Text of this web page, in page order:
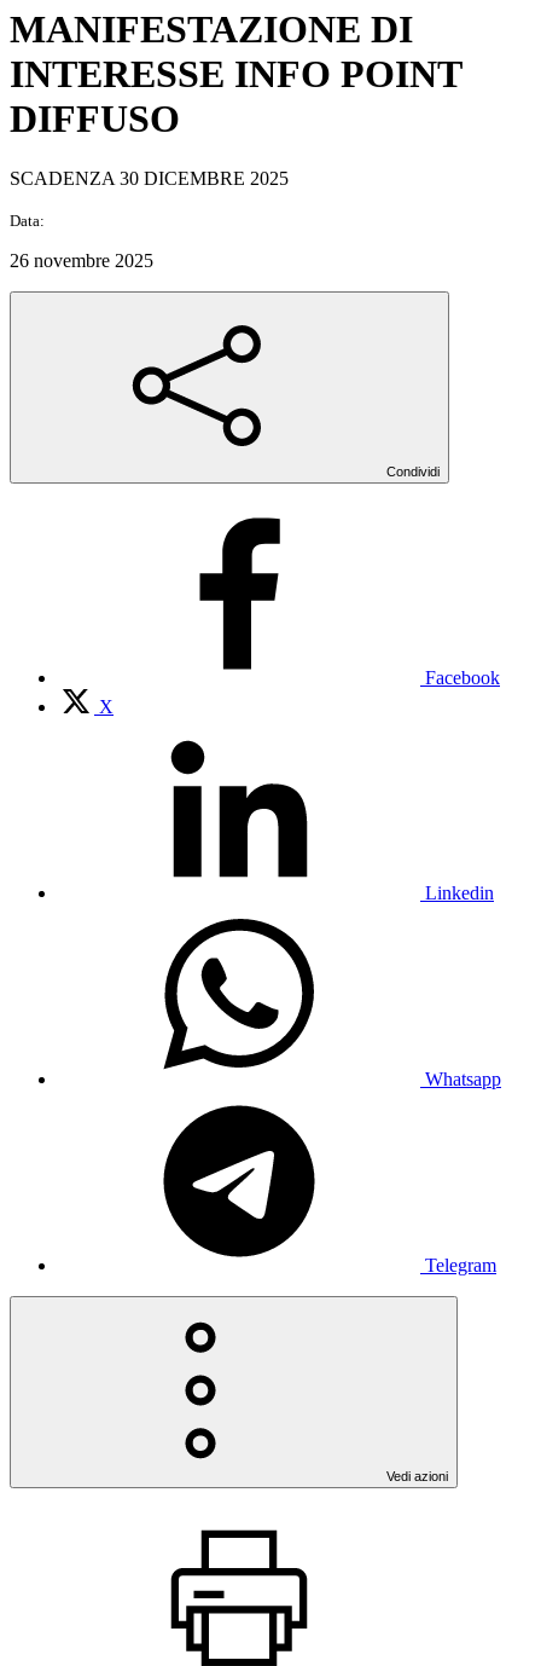
MANIFESTAZIONE DI
INTERESSE INFO POINT
DIFFUSO
SCADENZA 30 DICEMBRE 2025
Data:
26 novembre 2025
Condividi
Facebook
X
Linkedin
Whatsapp
Telegram
Vedi azioni